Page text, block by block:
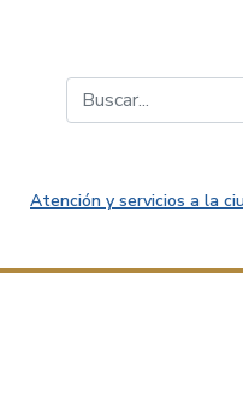
Atención y servicios a la